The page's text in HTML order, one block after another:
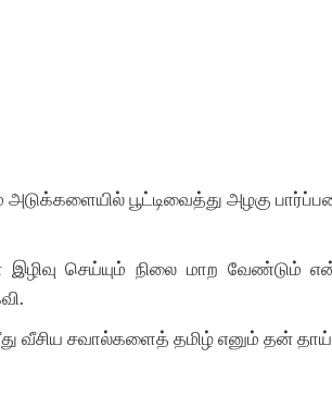
பூட்டிவைத்து அழகு
செய்யும் நிலை மாற வேண்டும்
வீசிய சவால்களைத் தமிழ் எனும் தன்